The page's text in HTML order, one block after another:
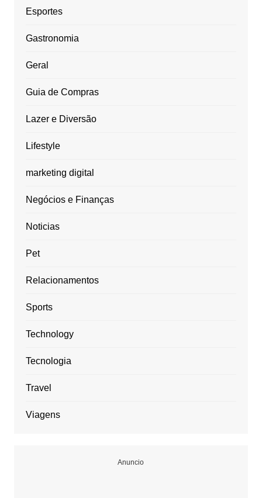
Esportes
Gastronomia
Geral
Guia de Compras
Lazer e Diversão
Lifestyle
marketing digital
Negócios e Finanças
Noticias
Pet
Relacionamentos
Sports
Technology
Tecnologia
Travel
Viagens
Anuncio